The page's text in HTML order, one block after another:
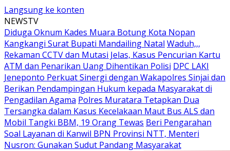
Langsung ke konten
NEWSTV
Diduga Oknum Kades Muara Botung Kota Nopan
Kangkangi Surat Bupati Mandailing Natal Waduh,,,
Rekaman CCTV dan Mutasi Jelas, Kasus Pencurian Kartu
ATM dan Penarikan Uang Dihentikan Polisi DPC LAKI
Jeneponto Perkuat Sinergi dengan Wakapolres Sinjai dan
Berikan Pendampingan Hukum kepada Masyarakat di
Pengadilan Agama Polres Muratara Tetapkan Dua
Tersangka dalam Kasus Kecelakaan Maut Bus ALS dan
Mobil Tangki BBM, 19 Orang Tewas Beri Pengarahan
Soal Layanan di Kanwil BPN Provinsi NTT, Menteri
Nusron: Gunakan Sudut Pandang Masyarakat